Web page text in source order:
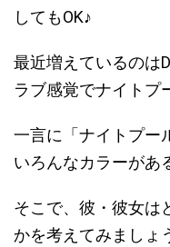
してもOK♪
最近増えているのは
ラブ感覚でナイトプ
一言に「ナイトプー
いろんなカラーがあ
そこで、彼・彼女は
かを考えてみましょ